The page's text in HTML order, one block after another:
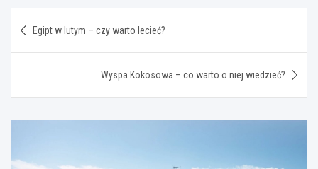
wpisu
Egipt w lutym – czy warto lecieć?
Wyspa Kokosowa – co warto o niej wiedzieć?